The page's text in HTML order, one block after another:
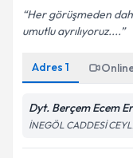
Kişisel
Metni'ni
kapsamda
Her görüşmeden
umutlu ayrılıyoruz....
Adres 1
Dyt. Berçem Ecem
İNEGÖL CADDESİ